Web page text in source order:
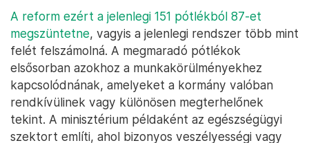
A reform ezért a jelenlegi 151 pótlékból 87-et
megszüntetne, vagyis a jelenlegi rendszer több mint
felét felszámolná. A megmaradó pótlékok
elsősorban azokhoz a munkakörülményekhez
kapcsolódnának, amelyeket a kormány valóban
rendkívülinek vagy különösen megterhelőnek
tekint. A minisztérium példaként az egészségügyi
szektort említi, ahol bizonyos veszélyességi vagy